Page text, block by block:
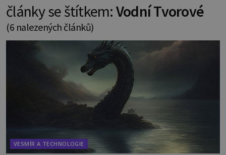
články se štítkem:Vodní Tvorové
(6 nalezených článků)
VESMÍR A TECHNOLOGIE